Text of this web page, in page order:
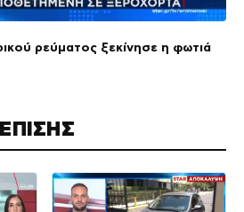
ρεύματος ξεκίνησε η φωτιά